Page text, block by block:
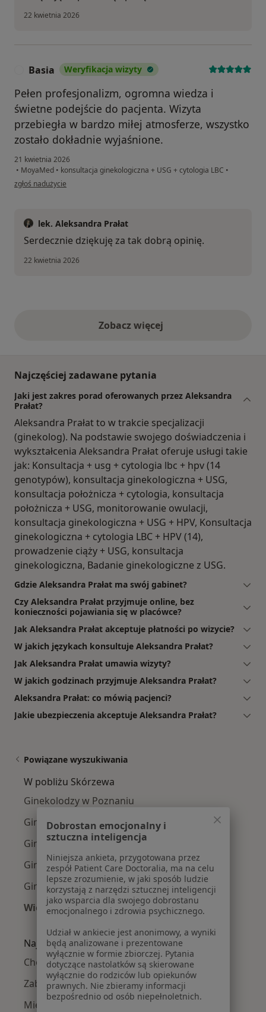
22 kwietnia 2026
Basia Weryfikacja wizyty
Pełen profesjonalizm, ogromna wiedza i
świetne podejście do pacjenta. Wizyta
przebiegła w bardzo miłej atmosferze, wszystko
zostało dokładnie wyjaśnione.
21 kwietnia 2026
• MoyaMed • konsultacja ginekologiczna + USG + cytologia LBC •
w opinii użytkownika Basia
zgłoś nadużycie
lek. Aleksandra Prałat
Serdecznie dziękuję za tak dobrą opinię.
22 kwietnia 2026
Zobacz więcejopinie powyżej
Najczęściej zadawane pytania
Jaki jest zakres porad oferowanych przez Aleksandra
Prałat?
Aleksandra Prałat to w trakcie specjalizacji
(ginekolog). Na podstawie swojego doświadczenia i
wykształcenia Aleksandra Prałat oferuje usługi takie
jak: Konsultacja + usg + cytologia lbc + hpv (14
genotypów), konsultacja ginekologiczna + USG,
konsultacja położnicza + cytologia, konsultacja
położnicza + USG, monitorowanie owulacji,
konsultacja ginekologiczna + USG + HPV, Konsultacja
ginekologiczna + cytologia LBC + HPV (14),
prowadzenie ciąży + USG, konsultacja
ginekologiczna, Badanie ginekologiczne z USG.
Gdzie Aleksandra Prałat ma swój gabinet?
Czy Aleksandra Prałat przyjmuje online, bez
konieczności pojawiania się w placówce?
Jak Aleksandra Prałat akceptuje płatności po wizycie?
W jakich językach konsultuje Aleksandra Prałat?
Jak Aleksandra Prałat umawia wizyty?
W jakich godzinach przyjmuje Aleksandra Prałat?
Aleksandra Prałat: co mówią pacjenci?
Jakie ubezpieczenia akceptuje Aleksandra Prałat?
Powiązane wyszukiwania
W pobliżu Skórzewa
Ginekolodzy w Poznaniu
Ginekolodzy w Swarzędzu
Ginekolodzy w Rokietnicy
Ginekolodzy w Śremie
Ginekolodzy w Kościanie
Więcej (14)
Więcej w kategorii: W pobliżu Skórzewa
Najczęście leczone choroby
Choroby ginekologiczne w Skórzewie
Zaburzenia miesiączkowania w Skórzewie
Mięśniaki macicy w Skórzewie
Dobrostan emocjonalny i
sztuczna inteligencja
Niniejsza ankieta, przygotowana przez
zespół Patient Care Doctoralia, ma na celu
lepsze zrozumienie, w jaki sposób ludzie
korzystają z narzędzi sztucznej inteligencji
jako wsparcia dla swojego dobrostanu
emocjonalnego i zdrowia psychicznego.
Udział w ankiecie jest anonimowy, a wyniki
będą analizowane i prezentowane
wyłącznie w formie zbiorczej. Pytania
dotyczące nastolatków są skierowane
wyłącznie do rodziców lub opiekunów
prawnych. Nie zbieramy informacji
bezpośrednio od osób niepełnoletnich.